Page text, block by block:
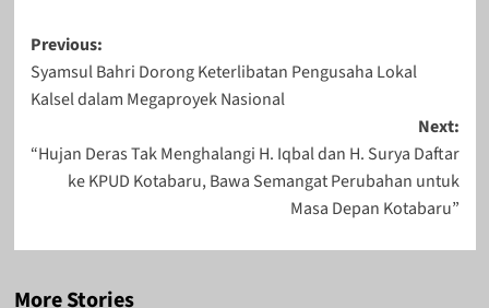
Post
navigation
Previous:
Syamsul Bahri Dorong Keterlibatan Pengusaha Lokal
Kalsel dalam Megaproyek Nasional
Next:
“Hujan Deras Tak Menghalangi H. Iqbal dan H. Surya Daftar
ke KPUD Kotabaru, Bawa Semangat Perubahan untuk
Masa Depan Kotabaru”
More Stories